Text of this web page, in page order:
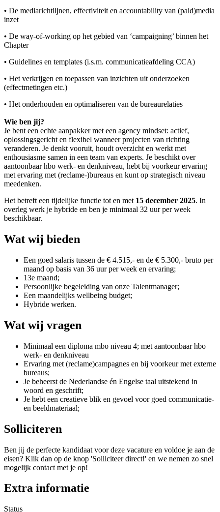
• De mediarichtlijnen, effectiviteit en accountability van (paid)media
inzet
• De way-of-working op het gebied van ‘campaigning’ binnen het
Chapter
• Guidelines en templates (i.s.m. communicatieafdeling CCA)
• Het verkrijgen en toepassen van inzichten uit onderzoeken
(effectmetingen etc.)
• Het onderhouden en optimaliseren van de bureaurelaties
Wie ben jij?
Je bent een echte aanpakker met een agency mindset: actief,
oplossingsgericht en flexibel wanneer projecten van richting
veranderen. Je denkt vooruit, houdt overzicht en werkt met
enthousiasme samen in een team van experts. Je beschikt over
aantoonbaar hbo werk- en denkniveau, hebt bij voorkeur ervaring
met ervaring met (reclame-)bureaus en kunt op strategisch niveau
meedenken.
Het betreft een tijdelijke functie tot en met 15 december 2025. In
overleg werk je hybride en ben je minimaal 32 uur per week
beschikbaar.
Wat wij bieden
Een goed salaris tussen de € 4.515,- en de € 5.300,- bruto per
maand op basis van 36 uur per week en ervaring;
13e maand;
Persoonlijke begeleiding van onze Talentmanager;
Een maandelijks wellbeing budget;
Hybride werken.
Wat wij vragen
Minimaal een diploma mbo niveau 4; met aantoonbaar hbo
werk- en denkniveau
Ervaring met (reclame)campagnes en bij voorkeur met externe
bureaus;
Je beheerst de Nederlandse én Engelse taal uitstekend in
woord en geschrift;
Je hebt een creatieve blik en gevoel voor goed communicatie-
en beeldmateriaal;
Solliciteren
Ben jij de perfecte kandidaat voor deze vacature en voldoe je aan de
eisen? Klik dan op de knop 'Solliciteer direct!' en we nemen zo snel
mogelijk contact met je op!
Extra informatie
Status